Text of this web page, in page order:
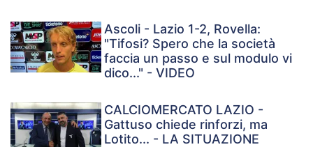
Ascoli - Lazio 1-2, Rovella:
"Tifosi? Spero che la società
faccia un passo e sul modulo vi
dico..." - VIDEO
CALCIOMERCATO LAZIO -
Gattuso chiede rinforzi, ma
Lotito... - LA SITUAZIONE